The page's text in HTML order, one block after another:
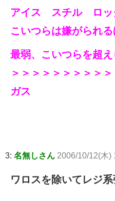
アイス スチル ロッ
こいつらは嫌がられ
最弱、こいつらを超
＞＞＞＞＞＞＞＞＞
ガス
3: 名無しさん 2006/10/12(木)
ワロスを除いてレジ